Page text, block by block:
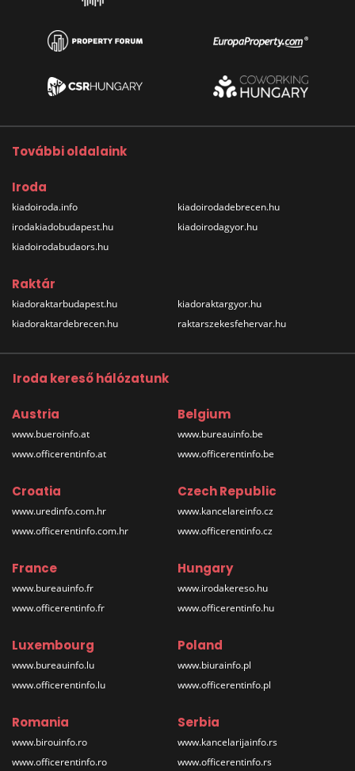
További oldalaink
Iroda
kiadoiroda.info
irodakiadobudapest.hu
kiadoirodabudaors.hu
kiadoirodadebrecen.hu
kiadoirodagyor.hu
Raktár
kiadoraktarbudapest.hu
kiadoraktardebrecen.hu
kiadoraktargyor.hu
raktarszekesfehervar.hu
Iroda kereső hálózatunk
Austria
www.bueroinfo.at
www.officerentinfo.at
Belgium
www.bureauinfo.be
www.officerentinfo.be
Croatia
www.uredinfo.com.hr
www.officerentinfo.com.hr
Czech Republic
www.kancelareinfo.cz
www.officerentinfo.cz
France
www.bureauinfo.fr
www.officerentinfo.fr
Hungary
www.irodakereso.hu
www.officerentinfo.hu
Luxembourg
www.bureauinfo.lu
www.officerentinfo.lu
Poland
www.biurainfo.pl
www.officerentinfo.pl
Romania
www.birouinfo.ro
www.officerentinfo.ro
Serbia
www.kancelarijainfo.rs
www.officerentinfo.rs